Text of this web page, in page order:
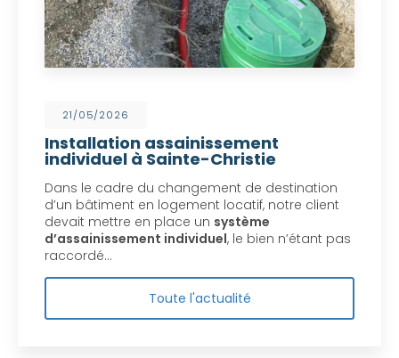
21/05/2026
Installation assainissement
individuel à Sainte-Christie
Dans le cadre du changement de destination
d’un bâtiment en logement locatif, notre client
devait mettre en place un système
d’assainissement individuel, le bien n’étant pas
raccordé…
Toute l'actualité